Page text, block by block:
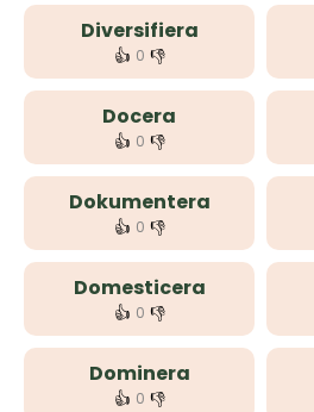
Diversifiera
👍 0 👎
Docera
👍 0 👎
Dokumentera
👍 0 👎
Domesticera
👍 0 👎
Dominera
👍 0 👎